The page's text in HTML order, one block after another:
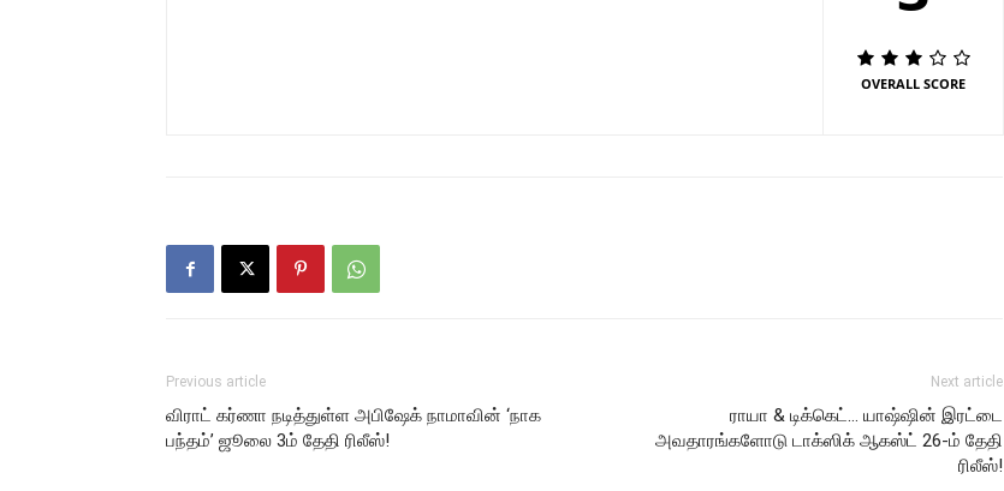
OVERALL SCORE
Previous article
விராட் கர்ணா நடித்துள்ள அபிஷேக் நாமாவின் ‘நாக
பந்தம்’ ஜூலை 3ம் தேதி ரிலீஸ்!
Next article
ராயா & டிக்கெட்… யாஷ்ஷின் இரட்டை
அவதாரங்களோடு டாக்ஸிக் ஆகஸ்ட் 26-ம் தேதி
ரிலீஸ்!